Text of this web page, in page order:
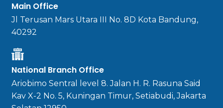
Main Office
Jl Terusan Mars Utara III No. 8D Kota Bandung,
40292
National Branch Office
Ariobimo Sentral level 8. Jalan H. R. Rasuna Said
Kav X-2 No. 5, Kuningan Timur, Setiabudi, Jakarta